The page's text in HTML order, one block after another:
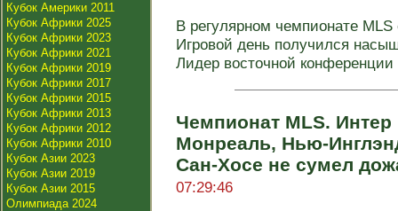
Кубок Америки 2011
Кубок Африки 2025
Кубок Африки 2023
Кубок Африки 2021
Кубок Африки 2019
Кубок Африки 2017
Кубок Африки 2015
Кубок Африки 2013
Кубок Африки 2012
Кубок Африки 2010
Кубок Азии 2023
Кубок Азии 2019
Кубок Азии 2015
Олимпиада 2024
В регулярном чемпионате
Игровой день получился
Лидер восточной
Чемпионат MLS.
Монреаль, Нью-
Сан-Хосе не сумел
07:29:46